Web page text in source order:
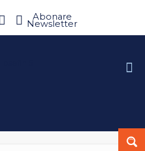
Abonare
Newsletter